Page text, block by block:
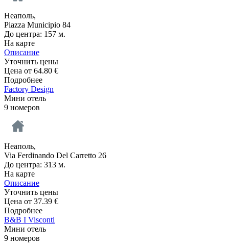
Неаполь,
Piazza Municipio 84
До центра: 157 м.
На карте
Описание
Уточнить цены
Цена от 64.80 €
Подробнее
Factory Design
Мини отель
9 номеров
Неаполь,
Via Ferdinando Del Carretto 26
До центра: 313 м.
На карте
Описание
Уточнить цены
Цена от 37.39 €
Подробнее
B&B I Visconti
Мини отель
9 номеров